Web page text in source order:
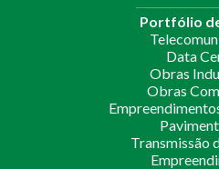
Portfólio
Data
Obras
Obras
Transmissão